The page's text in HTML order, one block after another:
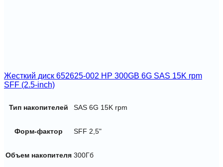
Жесткий диск 652625-002 HP 300GB 6G SAS 15K rpm
SFF (2.5-inch)
Тип накопителей SAS 6G 15K rpm
Форм-фактор SFF 2,5"
Объем накопителя 300Гб